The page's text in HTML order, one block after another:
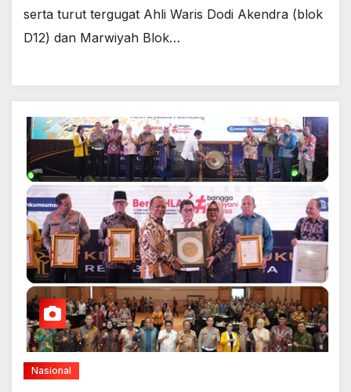
serta turut tergugat Ahli Waris Dodi Akendra (blok
D12) dan Marwiyah Blok…
Nasional